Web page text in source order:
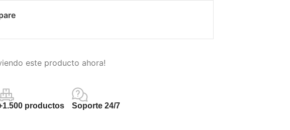
este producto ahora!
productos Soporte 24/7